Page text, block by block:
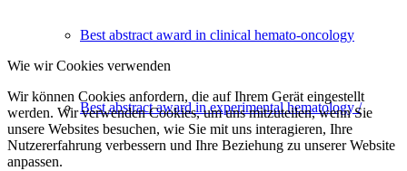
Best abstract award in clinical hemato-oncology
Best abstract award in experimental hematology /
Wie wir Cookies verwenden
Wir können Cookies anfordern, die auf Ihrem Gerät eingestellt
werden. Wir verwenden Cookies, um uns mitzuteilen, wenn Sie
unsere Websites besuchen, wie Sie mit uns interagieren, Ihre
Nutzererfahrung verbessern und Ihre Beziehung zu unserer Website
anpassen.